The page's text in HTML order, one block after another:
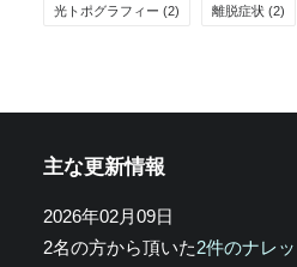
光トポグラフィー (2) 離脱症状 (2)
主な更新情報
2026年02月09日
2名の方から頂いた2件のナレ